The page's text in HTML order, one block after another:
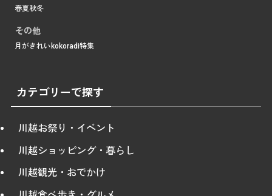
春夏秋冬
その他
月がきれい kokoradi特集
カテゴリーで探す
川越お祭り・イベント
川越ショッピング・暮らし
川越観光・おでかけ